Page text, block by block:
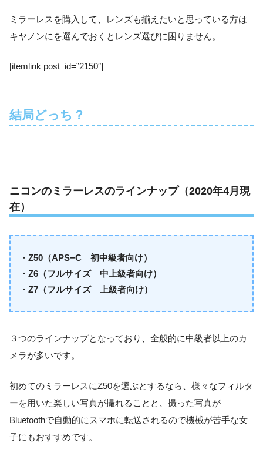
ミラーレスを購入して、レンズも揃えたいと思っている方は
キヤノンにを選んでおくとレンズ選びに困りません。
[itemlink post_id=”2150″]
結局どっち？
ニコンのミラーレスのラインナップ（2020年4月現
在）
・Z50（APS−C 初中級者向け）
・Z6（フルサイズ 中上級者向け）
・Z7（フルサイズ 上級者向け）
３つのラインナップとなっており、全般的に中級者以上のカ
メラが多いです。
初めてのミラーレスにZ50を選ぶとするなら、様々なフィルタ
ーを用いた楽しい写真が撮れることと、撮った写真が
Bluetoothで自動的にスマホに転送されるので機械が苦手な女
子にもおすすめです。